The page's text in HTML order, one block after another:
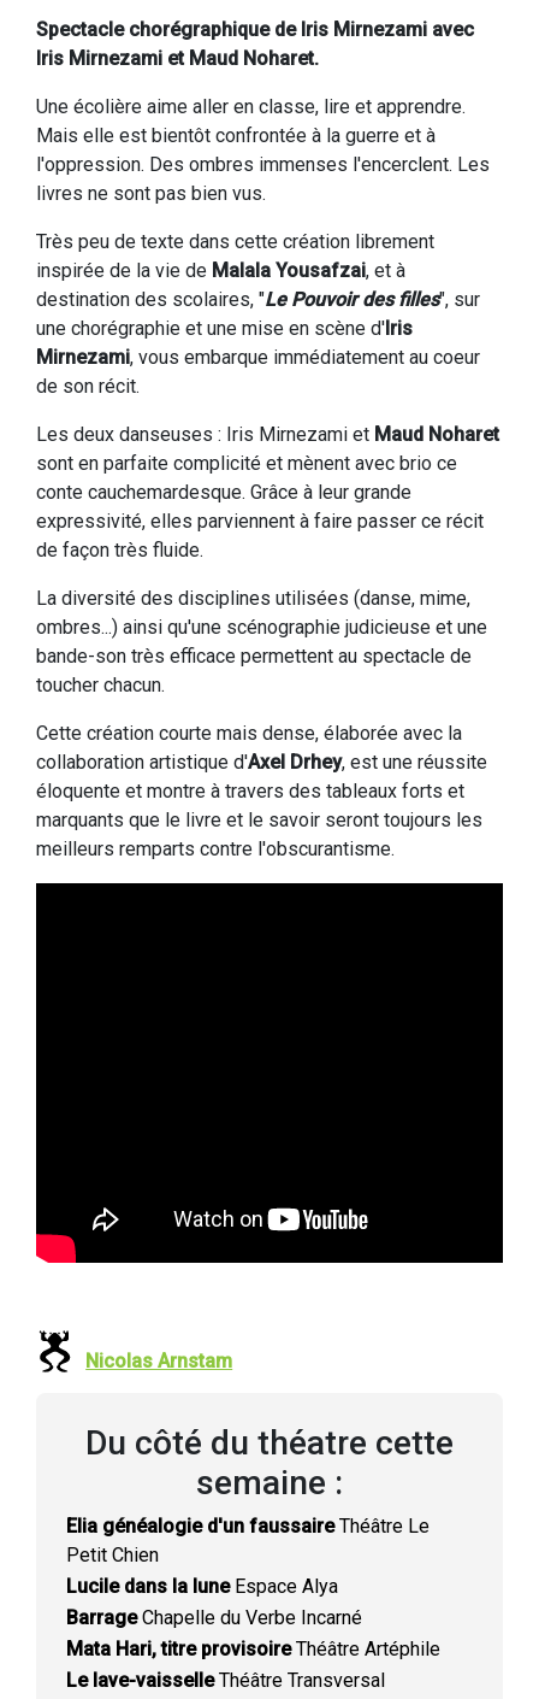
Spectacle chorégraphique de Iris Mirnezami avec
Iris Mirnezami et Maud Noharet.
Une écolière aime aller en classe, lire et apprendre.
Mais elle est bientôt confrontée à la guerre et à
l'oppression. Des ombres immenses l'encerclent. Les
livres ne sont pas bien vus.
Très peu de texte dans cette création librement
inspirée de la vie de Malala Yousafzai, et à
destination des scolaires, "Le Pouvoir des filles", sur
une chorégraphie et une mise en scène d'Iris
Mirnezami, vous embarque immédiatement au coeur
de son récit.
Les deux danseuses : Iris Mirnezami et Maud Noharet
sont en parfaite complicité et mènent avec brio ce
conte cauchemardesque. Grâce à leur grande
expressivité, elles parviennent à faire passer ce récit
de façon très fluide.
La diversité des disciplines utilisées (danse, mime,
ombres...) ainsi qu'une scénographie judicieuse et une
bande-son très efficace permettent au spectacle de
toucher chacun.
Cette création courte mais dense, élaborée avec la
collaboration artistique d'Axel Drhey, est une réussite
éloquente et montre à travers des tableaux forts et
marquants que le livre et le savoir seront toujours les
meilleurs remparts contre l'obscurantisme.
Nicolas Arnstam
Du côté du théatre cette
semaine :
Elia généalogie d'un faussaireThéâtre Le
Petit Chien
Lucile dans la luneEspace Alya
BarrageChapelle du Verbe Incarné
Mata Hari, titre provisoireThéâtre Artéphile
Le lave-vaisselleThéâtre Transversal